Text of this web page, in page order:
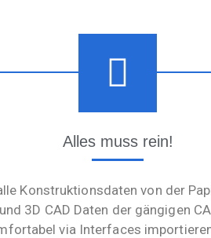
Alles muss rein!
Konstruktionsdaten von der
3D CAD Daten der gängigen
via Interfaces